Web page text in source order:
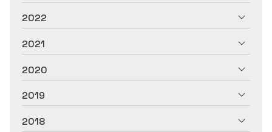
2022
2021
2020
2019
2018